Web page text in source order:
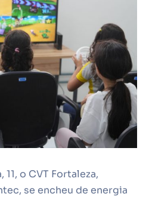
o CVT Fortaleza,
se encheu de energia